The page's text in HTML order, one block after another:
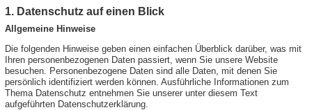
1. Datenschutz auf einen Blick
Allgemeine Hinweise
Die folgenden Hinweise geben einen einfachen Überblick darüber, was mit
Ihren personenbezogenen Daten passiert, wenn Sie unsere Website
besuchen. Personenbezogene Daten sind alle Daten, mit denen Sie
persönlich identifiziert werden können. Ausführliche Informationen zum
Thema Datenschutz entnehmen Sie unserer unter diesem Text
aufgeführten Datenschutzerklärung.